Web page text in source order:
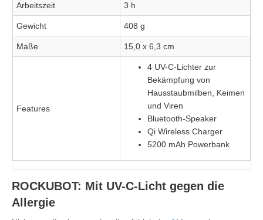
Arbeitszeit 3 h
Gewicht 408 g
Maße 15,0 x 6,3 cm
Features
4 UV-C-Lichter zur
Bekämpfung von
Hausstaubmilben, Keimen
und Viren
Bluetooth-Speaker
Qi Wireless Charger
5200 mAh Powerbank
ROCKUBOT: Mit UV-C-Licht gegen die
Allergie